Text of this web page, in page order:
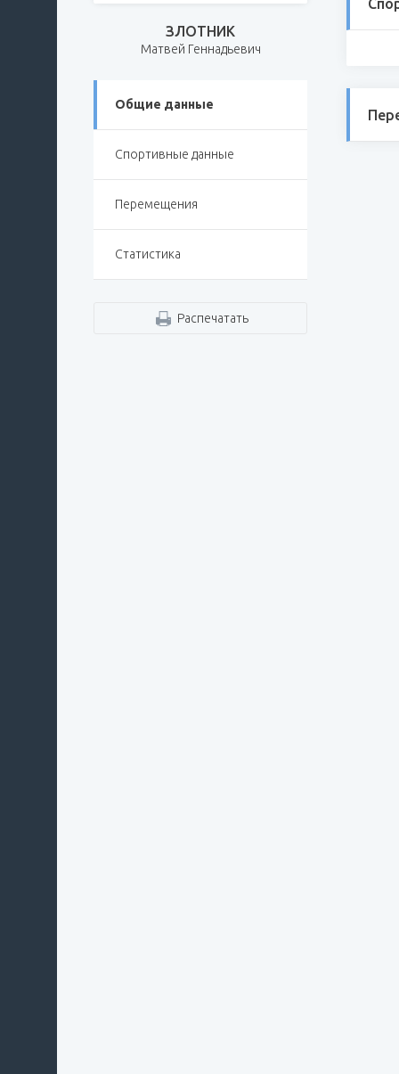
ЗЛОТНИК
Матвей Геннадьевич
Общие данные
Спортивные данные
Перемещения
Статистика
Распечатать